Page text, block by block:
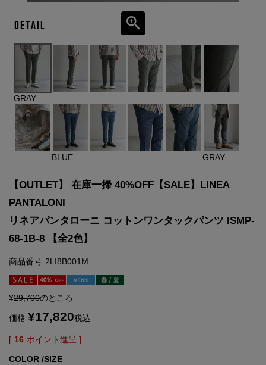
GRAY
BLUE GRAY
【OUTLET】 在庫一掃 40%OFF【SALE】LINEA
PANTALONI
リネアパンタローニ コットンワンタックパンツ ISMP-
68-1B-8 【全2色】
商品番号 2LI8B001M
¥29,700のところ
価格 ¥17,820税込
[ 16 ポイント進呈 ]
COLOR SIZE